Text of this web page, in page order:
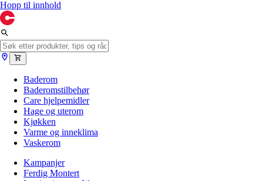
Hopp til innhold
Baderom
Baderomstilbehør
Care hjelpemidler
Hage og uterom
Kjøkken
Varme og inneklima
Vaskerom
Kampanjer
Ferdig Montert